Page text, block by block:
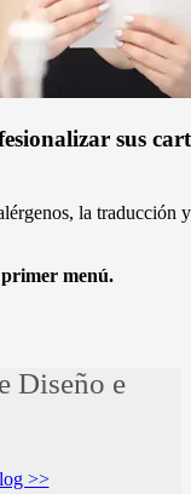
sus
la traducción
menú.
Diseño e
>>